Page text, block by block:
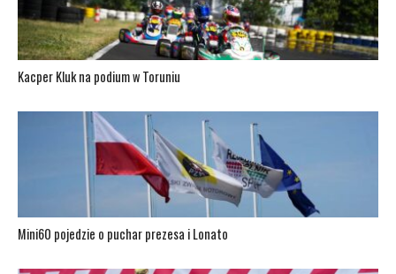
Kacper Kluk na podium w Toruniu
Mini60 pojedzie o puchar prezesa i Lonato